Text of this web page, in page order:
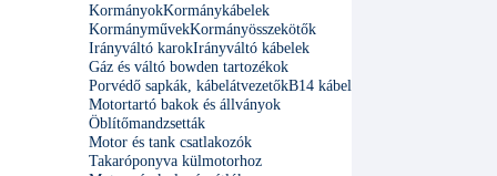
KormányokKormánykábelek
KormányművekKormányösszekötők
Irányváltó karokIrányváltó kábelek
Gáz és váltó bowden tartozékok
Porvédő sapkák, kábelátvezetőkB14 kábel
Motortartó bakok és állványok
Öblítőmandzsetták
Motor és tank csatlakozók
Takaróponyva külmotorhoz